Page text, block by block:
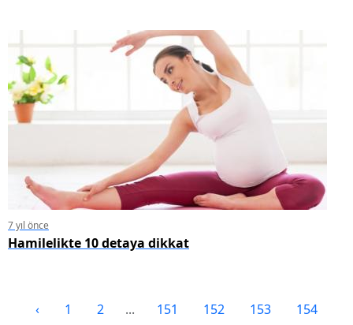
7 yıl önce
Hamilelikte 10 detaya dikkat
‹ 1 2 ... 151 152 153
154